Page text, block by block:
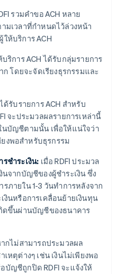
รวมคําขอ ACH หลาย
มเวลาที่กําหนดไว้ล่วงหน้า
ห้บริการ ACH
บริการ ACH ได้รับกลุ่มรายการ
ก โดยจะจัดเรียงธุรกรรมและ
ด้รับรายการ ACH สําหรับ
จะประมวลผลรายการเหล่านี้
นบัญชีตามนั้น เพื่อให้แน่ใจว่า
งพอสำหรับธุรกรรม
ชําระเงิน: เมื่อ RDFI ประมวล
นจากบัญชีของผู้ชําระเงิน ซึ่ง
ภายใน 1-3 วันทําการหลังจาก
งินหรือการเคลื่อนย้ายเงินทุน
ดขึ้นผ่านบัญชีของธนาคาร
กไม่สามารถประมวลผล
หตุต่างๆ เช่น เงินไม่เพียงพอ
ญชีถูกปิด RDFI จะแจ้งให้